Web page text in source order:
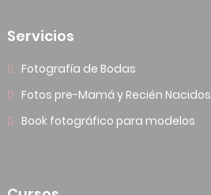
Servicios
Fotografía de Bodas
Fotos pre-Mamá y Recién Nacidos
Book fotográfico para modelos